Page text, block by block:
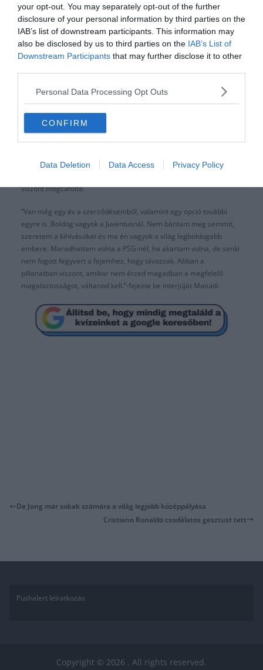
your opt-out. You may separately opt-out of the further
disclosure of your personal information by third parties on the
IAB’s list of downstream participants. This information may
also be disclosed by us to third parties on the IAB’s List of
Downstream Participants that may further disclose it to other
Personal Data Processing Opt Outs
CONFIRM
Data Deletion Data Access Privacy Policy
Keant is rasszista rigmusokkal illették.
“Karrierem egyik legrosszabb pillanata volt. Egy évvel előtte,
ugyanebben a stadionban már megtörtént, ezúttal viszont az első
reakcióm az volt, hogy állítsuk meg a játékot. Csak azért nem
hogy ha lesétálok, akkor ezeknek az embereknek erőt adok, amit
nem akarok. Rájuk kell mutatnom, és meg kell büntetni őket. 20
ezer ember volt abban a stadionban, de nem mind ilyen. Miért
legyen a többség megbüntetve néhány idióta miatt?”-tette fel a
költői kérdést Matuidi.
Végezetül a világbajnok játékos szót ejtett a jövőjéről is. Egyes
viszont megcáfolta:
“Van még egy év a szerződésemből, valamint egy opció további
egyre is. Boldog vagyok a Juventusnál. Nem bántam meg semmit,
szeretem a kihívásokat és ma én vagyok a világ legboldogabb
embere. Maradhattam volna a PSG-nél, ha akartam volna, de senki
nem fogott fegyvert a fejemhez, hogy távozzak. Abban a
pillanatban viszont, amikor nem érzed magadban a megfelelő
magabiztosságot, váltanod kell.”-fejezte be interjúját Matuidi.
De Jong már sokak számára a világ legjobb középpályása
Cristiano Ronaldo csodálatos gesztust tett
Pushalert leíratkozás
Copyright © 2026 . All rights reserved.